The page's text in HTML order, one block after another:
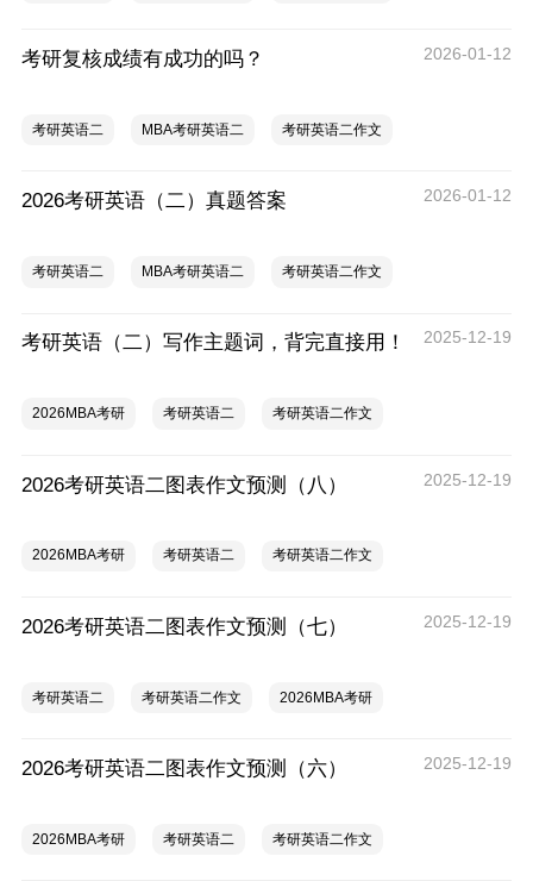
考研复核成绩有成功的吗？ 2026-01-12
考研英语二 MBA考研英语二 考研英语二作文
2026考研英语（二）真题答案 2026-01-12
考研英语二 MBA考研英语二 考研英语二作文
考研英语（二）写作主题词，背完直接用！ 2025-12-19
2026MBA考研 考研英语二 考研英语二作文
2026考研英语二图表作文预测（八） 2025-12-19
2026MBA考研 考研英语二 考研英语二作文
2026考研英语二图表作文预测（七） 2025-12-19
考研英语二 考研英语二作文 2026MBA考研
2026考研英语二图表作文预测（六） 2025-12-19
2026MBA考研 考研英语二 考研英语二作文